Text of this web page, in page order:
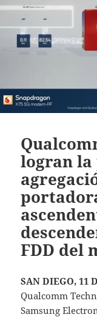
logran
FDD del
SAN DIEGO, 11
Qualcomm
Samsung